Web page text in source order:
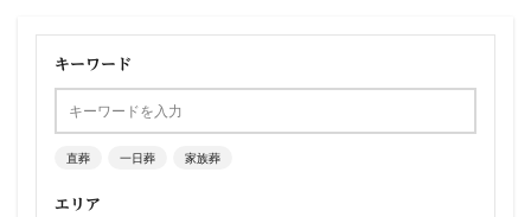
キーワード
直葬 一日葬 家族葬
エリア